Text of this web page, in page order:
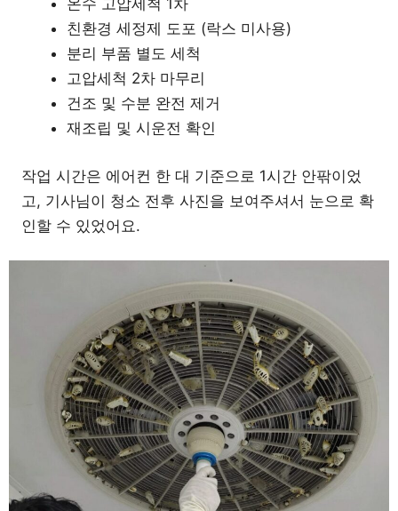
온수 고압세척 1차
친환경 세정제 도포 (락스 미사용)
분리 부품 별도 세척
고압세척 2차 마무리
건조 및 수분 완전 제거
재조립 및 시운전 확인
작업 시간은 에어컨 한 대 기준으로 1시간 안팎이었
고, 기사님이 청소 전후 사진을 보여주셔서 눈으로 확
인할 수 있었어요.